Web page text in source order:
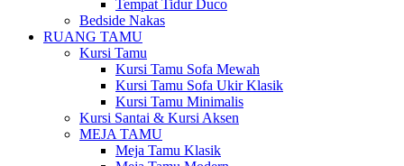
Tempat Tidur Duco
Bedside Nakas
RUANG TAMU
Kursi Tamu
Kursi Tamu Sofa Mewah
Kursi Tamu Sofa Ukir Klasik
Kursi Tamu Minimalis
Kursi Santai & Kursi Aksen
MEJA TAMU
Meja Tamu Klasik